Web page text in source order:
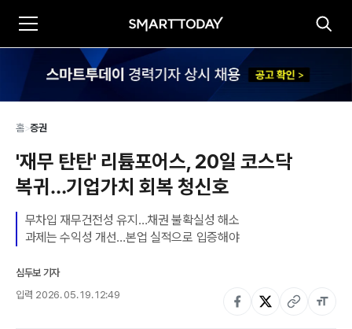
홈>증권
'재무 탄탄' 리튬포어스, 20일 코스닥
복귀…기업가치 회복 청신호
무차입 재무건전성 유지…채권 불확실성 해소
과제는 수익성 개선…본업 실적으로 입증해야
심두보 기자
입력 2026. 05. 19. 12:49